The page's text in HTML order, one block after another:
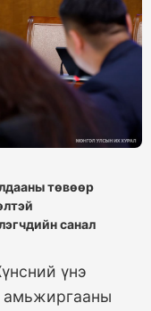
төвөөр
санал
үнэ
амьжиргааны